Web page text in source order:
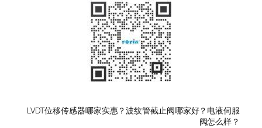
LVDT位移传感器哪家实惠？波纹管截止阀哪家好？电液伺服
阀怎么样？